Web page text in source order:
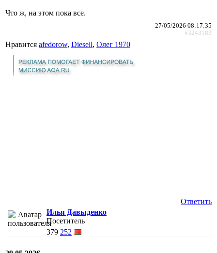
Что ж, на этом пока все.
27/05/2026 08:17:35
#3243183
Нравится afedorow, Diesell, Олег 1970
Ответить
Илья Давыденко
Посетитель
379 252